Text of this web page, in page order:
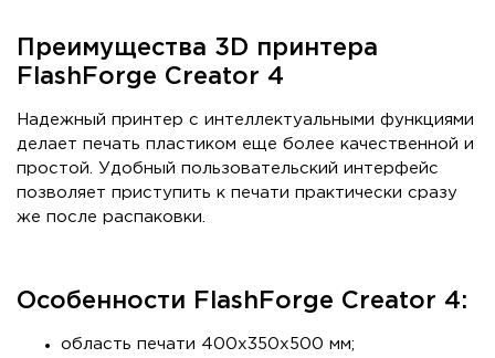
Преимущества 3D принтера
FlashForge Creator 4
Надежный принтер с интеллектуальными функциями
делает печать пластиком еще более качественной и
простой. Удобный пользовательский интерфейс
позволяет приступить к печати практически сразу
же после распаковки.
Особенности FlashForge Creator 4:
область печати 400х350х500 мм;